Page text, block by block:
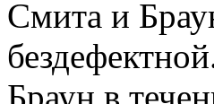
Смита и
Браун в